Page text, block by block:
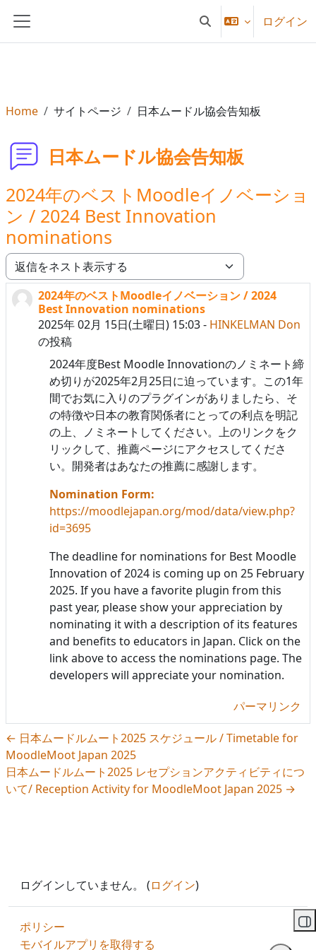
サイドパネル 検索入力に切り替える
ログイン
Home サイトページ 日本ムードル協会告知板
日本ムードル協会告知板
2024年のベストMoodleイノベーショ
ン / 2024 Best Innovation
nominations
表示モード
2024年のベストMoodleイノベーション / 2024
Best Innovation nominations
2025年 02月 15日(土曜日) 15:03- HINKELMAN Don
の投稿
返信数: 0
2024年度Best Moodle Innovationのノミネート締
め切りが2025年2月25日に迫っています。この1年
間でお気に入りのプラグインがありましたら、そ
の特徴や日本の教育関係者にとっての利点を明記
の上、ノミネートしてください。上のリンクをク
リックして、推薦ページにアクセスしてくださ
い。開発者はあなたの推薦に感謝します。
Nomination Form:
https://moodlejapan.org/mod/data/view.php?
id=3695
The deadline for nominations for Best Moodle
Innovation of 2024 is coming up on 25 February
2025. If you have a favorite plugin from this
past year, please show your appreciation by
nominating it with a description of its features
and benefits to educators in Japan. Click on the
link above to access the nominations page. The
developers will appreciate your nomination.
パーマリンク
← 日本ムードルムート2025 スケジュール / Timetable for
MoodleMoot Japan 2025
日本ムードルムート2025 レセプションアクティビティにつ
いて/ Reception Activity for MoodleMoot Japan 2025 →
ログインしていません。 (ログイン)
ポリシー
モバイルアプリを取得する